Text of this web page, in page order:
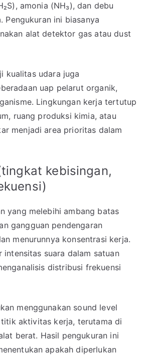
amonia (NH₃), dan debu
Pengukuran ini biasanya
alat detektor gas atau dust
kualitas udara juga
uap pelarut organik,
Lingkungan kerja tertutup
ruang produksi kimia, atau
menjadi area prioritas dalam
kebisingan,
yang melebihi ambang batas
gangguan pendengaran
menurunnya konsentrasi kerja.
intensitas suara dalam satuan
distribusi frekuensi
menggunakan sound level
aktivitas kerja, terutama di
berat. Hasil pengukuran ini
apakah diperlukan